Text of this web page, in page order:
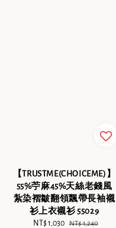
【TRUSTME(CHOICEME)】
55%苧麻45%天絲老錢風
紮染褶皺翻領飄帶長袖襯
衫上衣襯衫 55029
Sale
NT$ 1,030 Regular
NT$ 1,240